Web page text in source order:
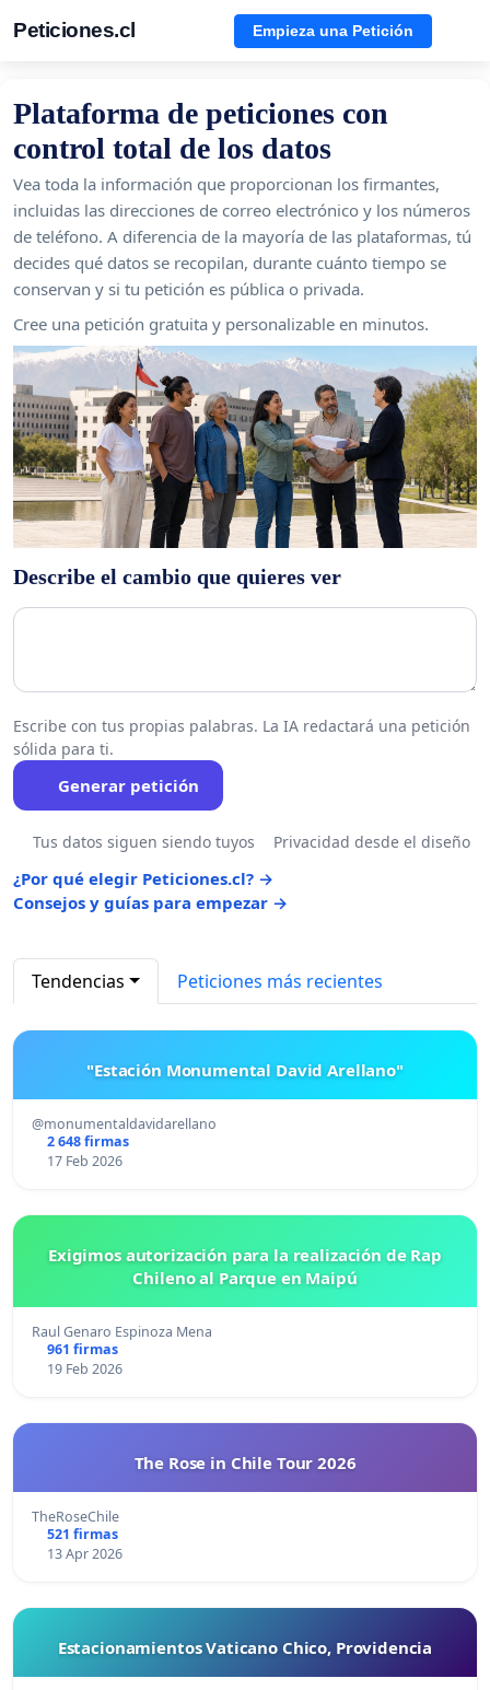
Peticiones.cl Empieza una Petición
Plataforma de peticiones con
control total de los datos
Vea toda la información que proporcionan los firmantes,
incluidas las direcciones de correo electrónico y los números
de teléfono. A diferencia de la mayoría de las plataformas, tú
decides qué datos se recopilan, durante cuánto tiempo se
conservan y si tu petición es pública o privada.
Cree una petición gratuita y personalizable en minutos.
Describe el cambio que quieres ver
Escribe con tus propias palabras. La IA redactará una petición
sólida para ti.
Generar petición
Tus datos siguen siendo tuyos Privacidad desde el diseño
¿Por qué elegir Peticiones.cl? →
Consejos y guías para empezar →
Tendencias Peticiones más recientes
"Estación Monumental David Arellano"
@monumentaldavidarellano
2 648 firmas
17 Feb 2026
Exigimos autorización para la realización de Rap
Chileno al Parque en Maipú
Raul Genaro Espinoza Mena
961 firmas
19 Feb 2026
The Rose in Chile Tour 2026
TheRoseChile
521 firmas
13 Apr 2026
Estacionamientos Vaticano Chico, Providencia